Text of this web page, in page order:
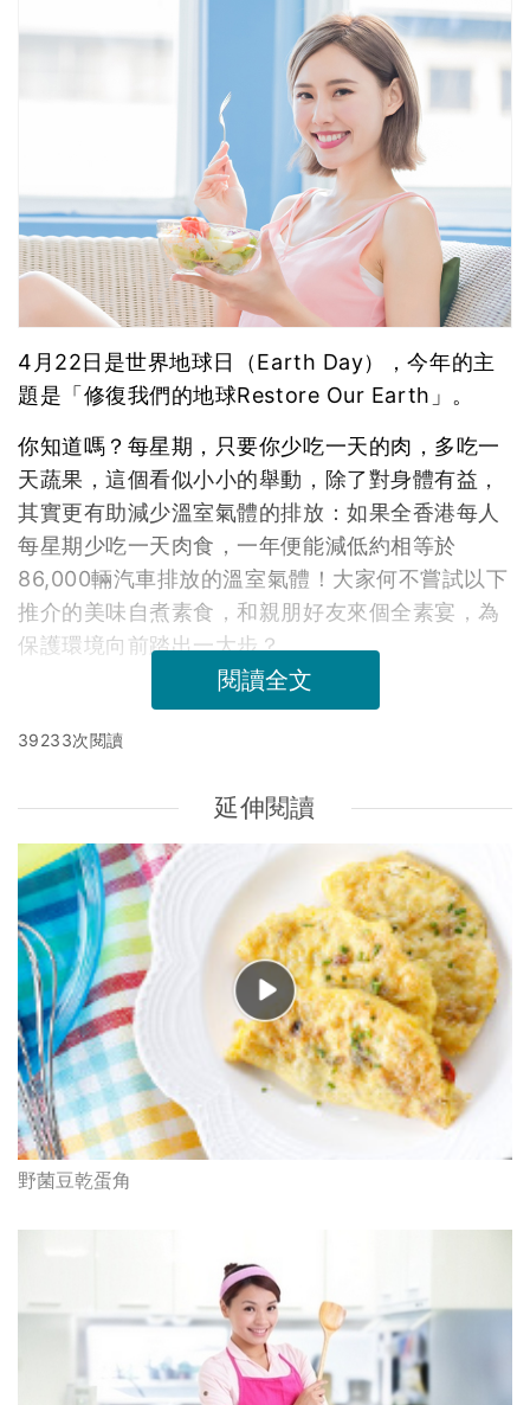
4月22日是世界地球日（Earth Day），今年的主
題是「修復我們的地球Restore Our Earth」。
你知道嗎？每星期，只要你少吃一天的肉，多吃一
天蔬果，這個看似小小的舉動，除了對身體有益，
其實更有助減少溫室氣體的排放：如果全香港每人
每星期少吃一天肉食，一年便能減低約相等於
86,000輛汽車排放的溫室氣體！大家何不嘗試以下
推介的美味自煮素食，和親朋好友來個全素宴，為
保護環境向前踏出一大步？
閱讀全文
39233次閱讀
延伸閱讀
野菌豆乾蛋角